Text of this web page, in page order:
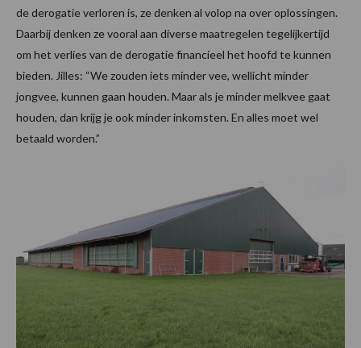
de derogatie verloren is, ze denken al volop na over oplossingen.
Daarbij denken ze vooral aan diverse maatregelen tegelijkertijd
om het verlies van de derogatie financieel het hoofd te kunnen
bieden. Jilles: “We zouden iets minder vee, wellicht minder
jongvee, kunnen gaan houden. Maar als je minder melkvee gaat
houden, dan krijg je ook minder inkomsten. En alles moet wel
betaald worden.”